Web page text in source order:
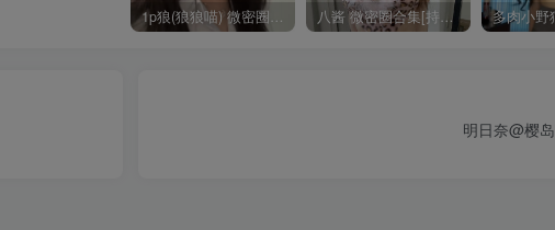
1p狼(狼狼喵) 微密圈/岛遇合集[持续更新2025.08.20] 八酱 微密圈合集[持续更新]